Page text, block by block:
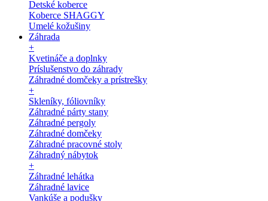
Detské koberce
Koberce SHAGGY
Umelé kožušiny
Záhrada
+
Kvetináče a doplnky
Príslušenstvo do záhrady
Záhradné domčeky a prístrešky
+
Skleníky, fóliovníky
Záhradné párty stany
Záhradné pergoly
Záhradné domčeky
Záhradné pracovné stoly
Záhradný nábytok
+
Záhradné lehátka
Záhradné lavice
Vankúše a podušky